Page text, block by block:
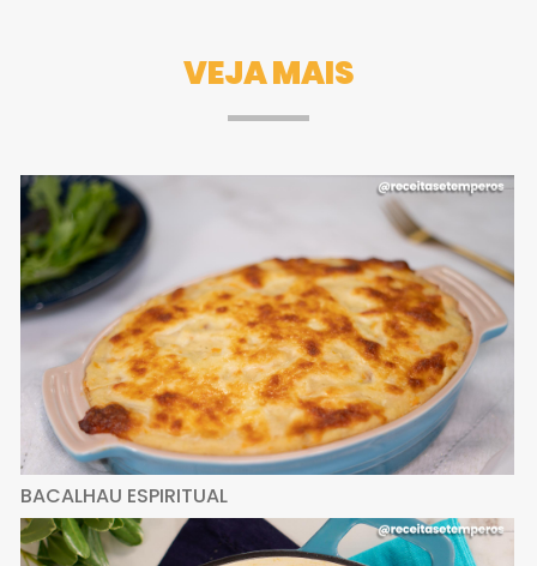
VEJA MAIS
BACALHAU ESPIRITUAL